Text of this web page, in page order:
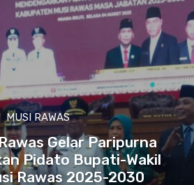
MUSI RAWAS
Gelar Paripurna
Pidato Bupati-Wakil
Rawas 2025-2030